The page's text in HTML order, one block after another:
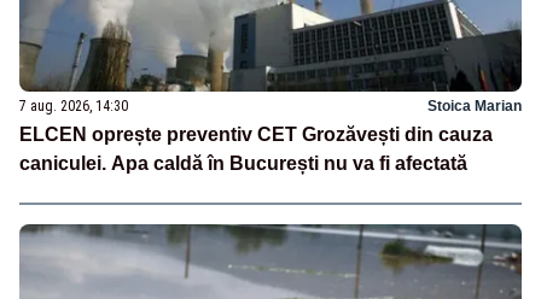
7 aug. 2026, 14:30 Stoica Marian
ELCEN oprește preventiv CET Grozăvești din cauza
caniculei. Apa caldă în București nu va fi afectată